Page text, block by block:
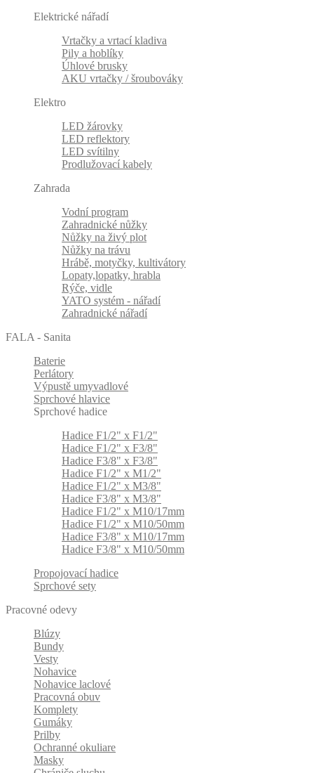
Elektrické nářadí
Vrtačky a vrtací kladiva
Pily a hoblíky
Úhlové brusky
AKU vrtačky / šroubováky
Elektro
LED žárovky
LED reflektory
LED svítilny
Prodlužovací kabely
Zahrada
Vodní program
Zahradnické nůžky
Nůžky na živý plot
Nůžky na trávu
Hrábě, motyčky, kultivátory
Lopaty,lopatky, hrabla
Rýče, vidle
YATO systém - nářadí
Zahradnické nářadí
FALA - Sanita
Baterie
Perlátory
Výpustě umyvadlové
Sprchové hlavice
Sprchové hadice
Hadice F1/2" x F1/2"
Hadice F1/2" x F3/8"
Hadice F3/8" x F3/8"
Hadice F1/2" x M1/2"
Hadice F1/2" x M3/8"
Hadice F3/8" x M3/8"
Hadice F1/2" x M10/17mm
Hadice F1/2" x M10/50mm
Hadice F3/8" x M10/17mm
Hadice F3/8" x M10/50mm
Propojovací hadice
Sprchové sety
Pracovné odevy
Blúzy
Bundy
Vesty
Nohavice
Nohavice laclové
Pracovná obuv
Komplety
Gumáky
Prilby
Ochranné okuliare
Masky